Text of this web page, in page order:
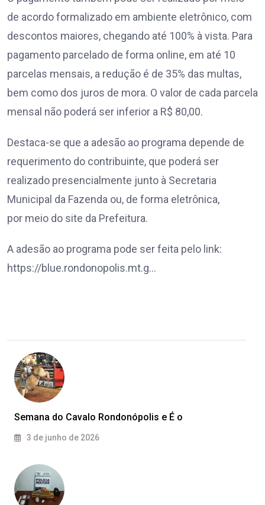
de acordo formalizado em ambiente eletrônico, com
descontos maiores, chegando até 100% à vista. Para
pagamento parcelado de forma online, em até 10
parcelas mensais, a redução é de 35% das multas,
bem como dos juros de mora. O valor de cada parcela
mensal não poderá ser inferior a R$ 80,00.
Destaca-se que a adesão ao programa depende de
requerimento do contribuinte, que poderá ser
realizado presencialmente junto à Secretaria
Municipal da Fazenda ou, de forma eletrônica,
por meio do site da Prefeitura.
A adesão ao programa pode ser feita pelo link:
https://blue.rondonopolis.mt.g…
Semana do Cavalo Rondonópolis e É o
3 de junho de 2026